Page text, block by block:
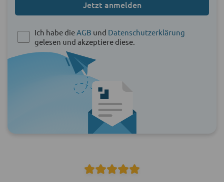
Jetzt anmelden
Ich habe die AGB und Datenschutzerklärung
gelesen und akzeptiere diese.